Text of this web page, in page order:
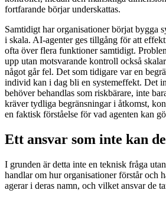
fortfarande börjar underskattas.
Samtidigt har organisationer börjat bygga
i skala. AI-agenter ges tillgång för att
ofta över flera funktioner samtidigt.
upp utan motsvarande kontroll också
något går fel. Det som tidigare var en
individ kan i dag bli en systemeffekt. Det
behöver behandlas som riskbärare, inte
kräver tydliga begränsningar i åtkomst,
en faktisk förståelse för vad agenten kan
Ett ansvar som inte kan
I grunden är detta inte en teknisk fråga
handlar om hur organisationer förstår och
agerar i deras namn, och vilket ansvar de